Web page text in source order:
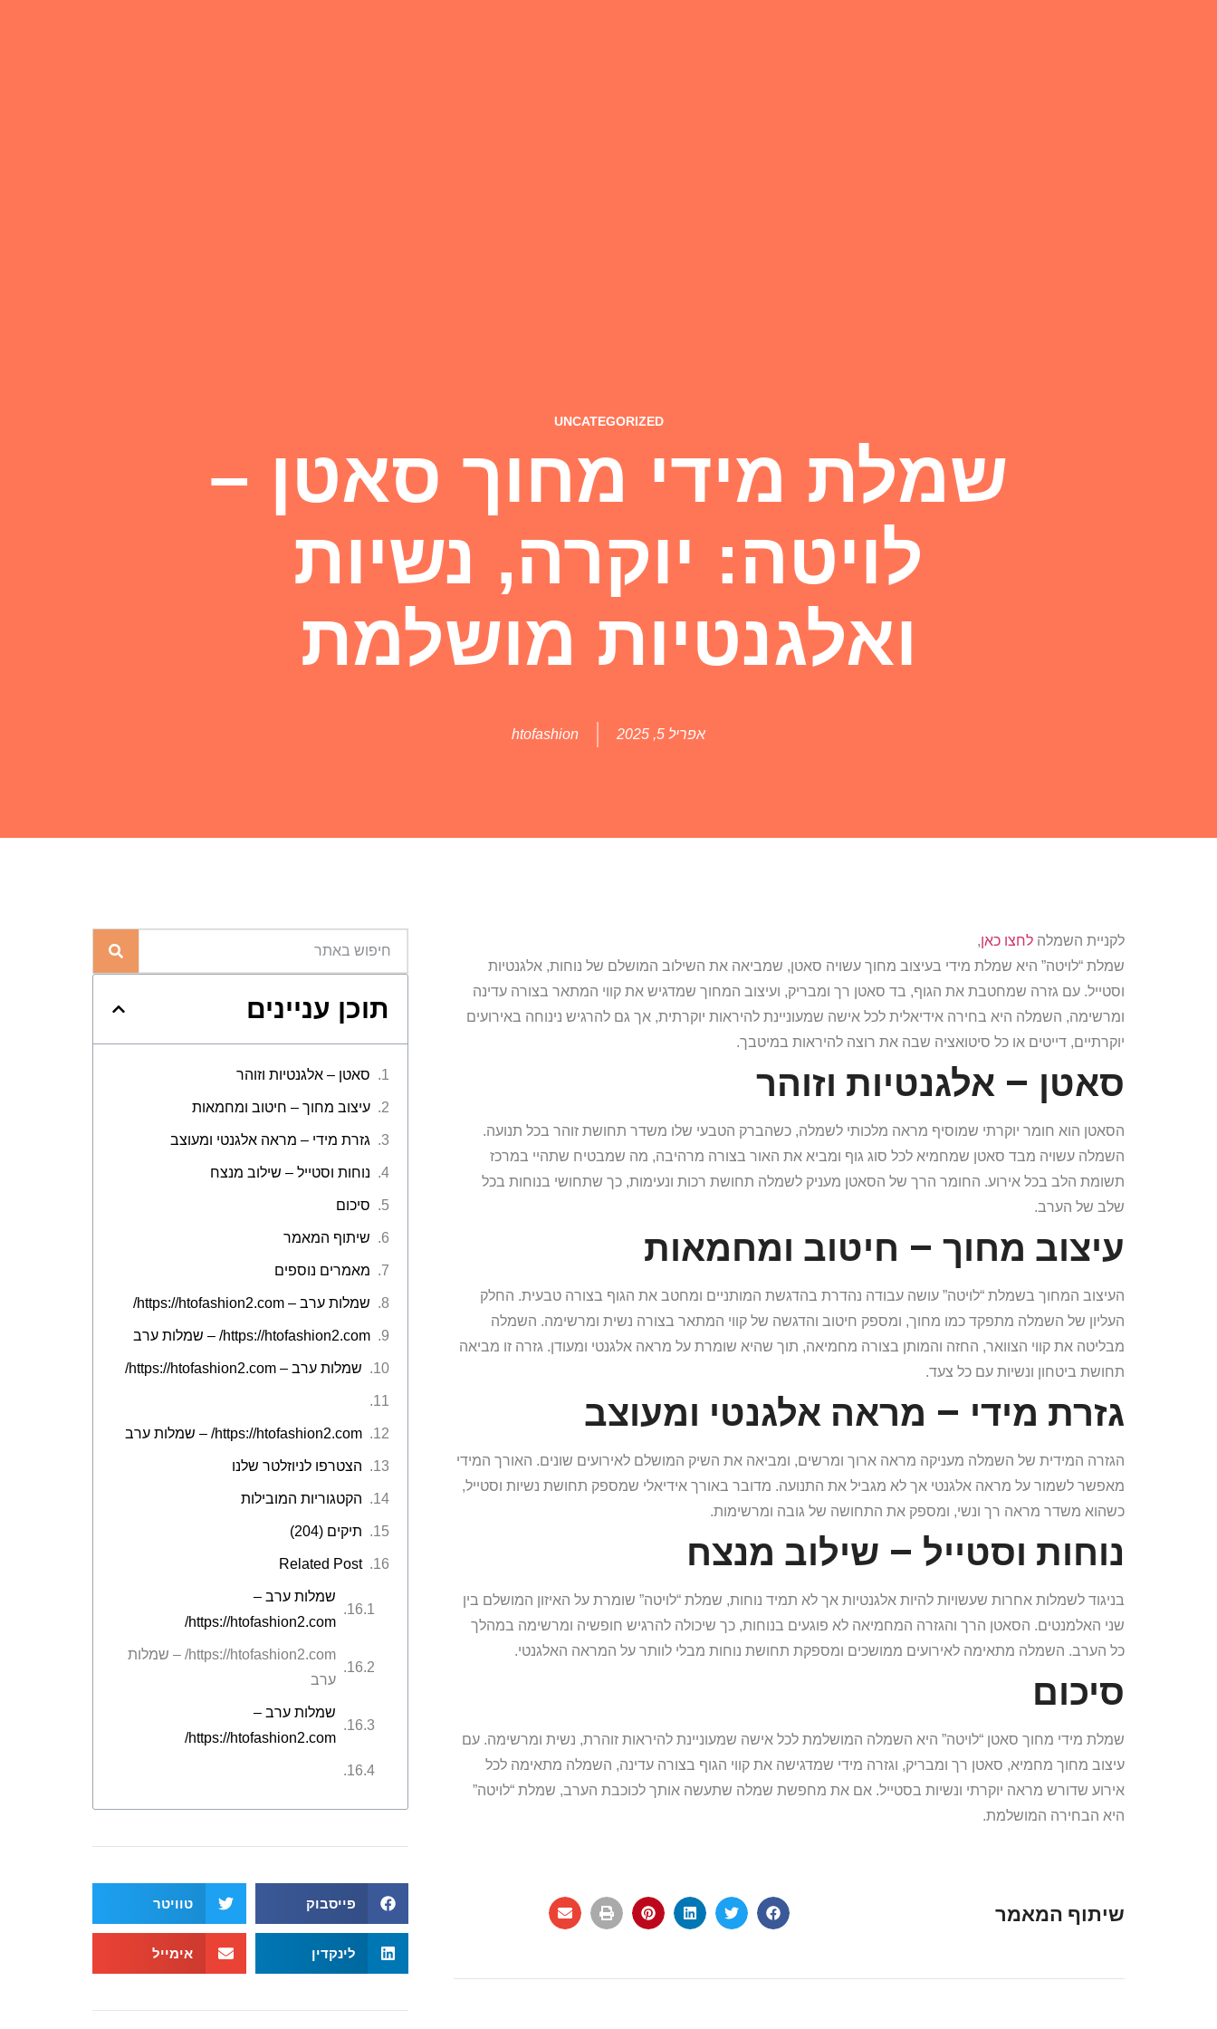
UNCATEGORIZED
שמלת מידי מחוך סאטן –
לויטה: יוקרה, נשיות
ואלגנטיות מושלמת
אפריל 5, 2025 htofashion
לקניית השמלה לחצו כאן,
שמלת “לויטה” היא שמלת מידי בעיצוב מחוך עשויה סאטן, שמביאה את השילוב המושלם של נוחות, אלגנטיות
וסטייל. עם גזרה שמחטבת את הגוף, בד סאטן רך ומבריק, ועיצוב המחוך שמדגיש את קווי המתאר בצורה עדינה
ומרשימה, השמלה היא בחירה אידיאלית לכל אישה שמעוניינת להיראות יוקרתית, אך גם להרגיש נינוחה באירועים
יוקרתיים, דייטים או כל סיטואציה שבה את רוצה להיראות במיטבך.
סאטן – אלגנטיות וזוהר
הסאטן הוא חומר יוקרתי שמוסיף מראה מלכותי לשמלה, כשהברק הטבעי שלו משדר תחושת זוהר בכל תנועה.
השמלה עשויה מבד סאטן שמחמיא לכל סוג גוף ומביא את האור בצורה מרהיבה, מה שמבטיח שתהיי במרכז
תשומת הלב בכל אירוע. החומר הרך של הסאטן מעניק לשמלה תחושת רכות ונעימות, כך שתחושי בנוחות בכל
שלב של הערב.
עיצוב מחוך – חיטוב ומחמאות
העיצוב המחוך בשמלת “לויטה” עושה עבודה נהדרת בהדגשת המותניים ומחטב את הגוף בצורה טבעית. החלק
העליון של השמלה מתפקד כמו מחוך, ומספק חיטוב והדגשה של קווי המתאר בצורה נשית ומרשימה. השמלה
מבליטה את קווי הצוואר, החזה והמותן בצורה מחמיאה, תוך שהיא שומרת על מראה אלגנטי ומעודן. גזרה זו מביאה
תחושת ביטחון ונשיות עם כל צעד.
גזרת מידי – מראה אלגנטי ומעוצב
הגזרה המידית של השמלה מעניקה מראה ארוך ומרשים, ומביאה את השיק המושלם לאירועים שונים. האורך המידי
מאפשר לשמור על מראה אלגנטי אך לא מגביל את התנועה. מדובר באורך אידיאלי שמספק תחושת נשיות וסטייל,
כשהוא משדר מראה רך ונשי, ומספק את התחושה של גובה ומרשימות.
נוחות וסטייל – שילוב מנצח
בניגוד לשמלות אחרות שעשויות להיות אלגנטיות אך לא תמיד נוחות, שמלת “לויטה” שומרת על האיזון המושלם בין
שני האלמנטים. הסאטן הרך והגזרה המחמיאה לא פוגעים בנוחות, כך שיכולה להרגיש חופשיה ומרשימה במהלך
כל הערב. השמלה מתאימה לאירועים ממושכים ומספקת תחושת נוחות מבלי לוותר על המראה האלגנטי.
סיכום
שמלת מידי מחוך סאטן “לויטה” היא השמלה המושלמת לכל אישה שמעוניינת להיראות זוהרת, נשית ומרשימה. עם
עיצוב מחוך מחמיא, סאטן רך ומבריק, וגזרה מידי שמדגישה את קווי הגוף בצורה עדינה, השמלה מתאימה לכל
אירוע שדורש מראה יוקרתי ונשיות בסטייל. אם את מחפשת שמלה שתעשה אותך לכוכבת הערב, שמלת “לויטה”
היא הבחירה המושלמת.
שיתוף המאמר
תוכן עניינים
סאטן – אלגנטיות וזוהר
עיצוב מחוך – חיטוב ומחמאות
גזרת מידי – מראה אלגנטי ומעוצב
נוחות וסטייל – שילוב מנצח
סיכום
שיתוף המאמר
מאמרים נוספים
שמלות ערב – https://htofashion2.com/
https://htofashion2.com/ – שמלות ערב
שמלות ערב – https://htofashion2.com/
https://htofashion2.com/ – שמלות ערב
הצטרפו לניוזלטר שלנו
הקטגוריות המובילות
תיקים (204)
Related Post
שמלות ערב –
https://htofashion2.com/
https://htofashion2.com/ – שמלות
ערב
שמלות ערב –
https://htofashion2.com/
פייסבוק טוויטר
לינקדין אימייל